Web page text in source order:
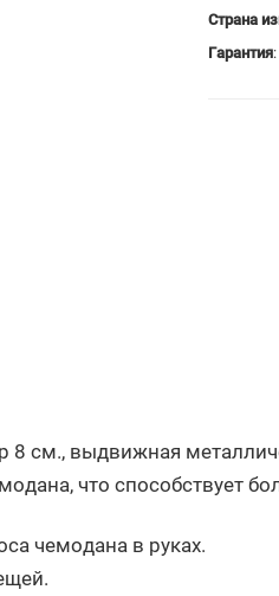
Страна
Гарантия
см., выдвижная
что способствует
чемодана в руках.